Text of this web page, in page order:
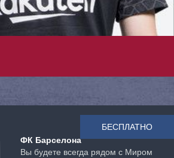
ФК Барселона
Вы будете всегда рядом с Миром
БЕСПЛАТНО